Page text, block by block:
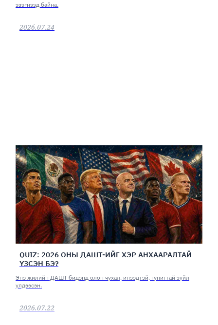
эзэгнээд байна.
2026.07.24
QUIZ: 2026 ОНЫ ДАШТ-ИЙГ ХЭР АНХААРАЛТАЙ
ҮЗСЭН БЭ?
Энэ жилийн ДАШТ бидэнд олон чухал, инээдтэй, гунигтай зүйл
үлдээсэн.
2026.07.22